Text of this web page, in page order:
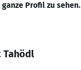
Profil zu sehen.
Tahödl